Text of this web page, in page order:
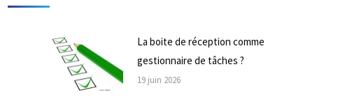
La boite de réception comme
gestionnaire de tâches ?
19 juin 2026